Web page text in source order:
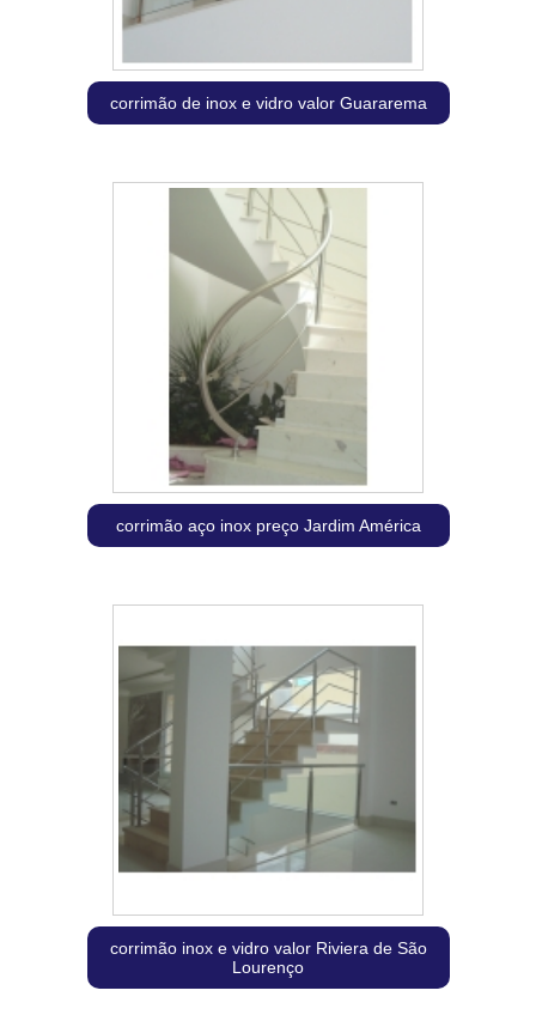
corrimão de inox e vidro valor Guararema
corrimão aço inox preço Jardim América
corrimão inox e vidro valor Riviera de São
Lourenço